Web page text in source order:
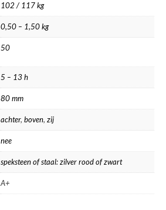
102 / 117 kg
0,50 – 1,50 kg
50
5 – 13 h
80 mm
achter, boven, zij
nee
speksteen of staal: zilver rood of zwart
A+